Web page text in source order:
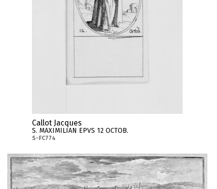
Callot Jacques
S. MAXIMILIAN EPVS 12 OCTOB.
S-FC774